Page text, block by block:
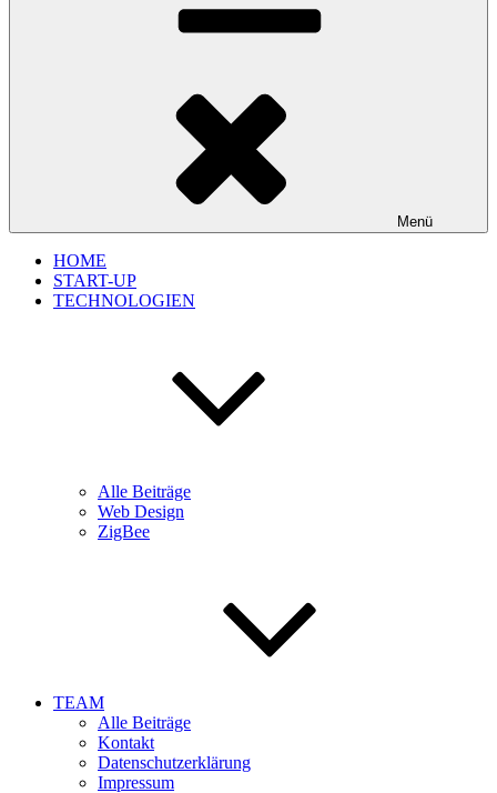
Menü
HOME
START-UP
TECHNOLOGIEN
Alle Beiträge
Web Design
ZigBee
TEAM
Alle Beiträge
Kontakt
Datenschutzerklärung
Impressum